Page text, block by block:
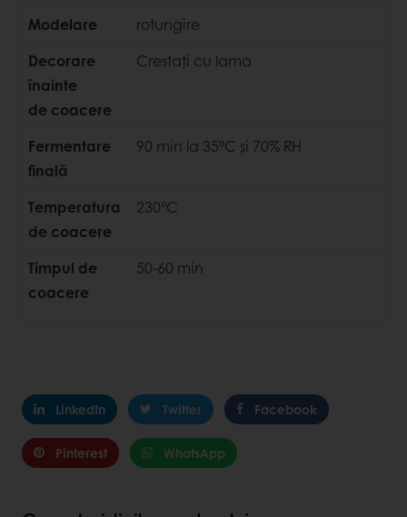
Modelare
rotungire
Decorare
înainte
de coacere
Crestați cu lama
Fermentare
finală
90 min la 35°C și 70% RH
Temperatura
de coacere
230°C
Timpul de
coacere
50-60 min
LinkedIn Twitter Facebook
Pinterest WhatsApp